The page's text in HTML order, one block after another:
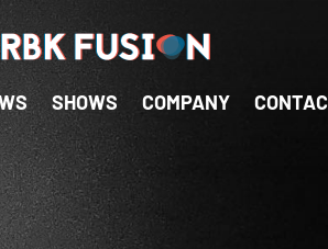
RBK Fusion
RBK Fusion
Konzertagentur
SHOWS COMPANY